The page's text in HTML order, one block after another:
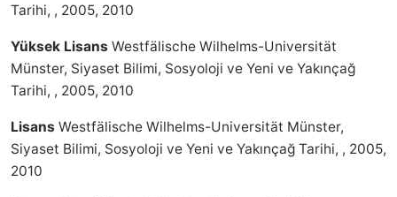
Tarihi, , 2005, 2010
Yüksek Lisans Westfälische Wilhelms-Universität
Münster, Siyaset Bilimi, Sosyoloji ve Yeni ve Yakınçağ
Tarihi, , 2005, 2010
Lisans Westfälische Wilhelms-Universität Münster,
Siyaset Bilimi, Sosyoloji ve Yeni ve Yakınçağ Tarihi, , 2005,
2010